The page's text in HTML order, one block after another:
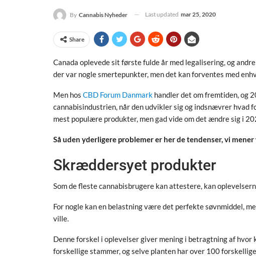
By Cannabis Nyheder Last updated mar 25, 2020
Share
Canada oplevede sit første fulde år med legalisering, og
der var nogle smertepunkter, men det kan forventes med
Men hos CBD Forum Danmark handler det om fremtiden, og
cannabisindustrien, når den udvikler sig og indsnævrer hvad
mest populære produkter, men gad vide om det ændre sig i
Så uden yderligere problemer er her de tendenser, vi
Skræddersyet produkter
Som de fleste cannabisbrugere kan attestere, kan
For nogle kan en belastning være det perfekte søvnmiddel,
ville.
Denne forskel i oplevelser giver mening i betragtning af hvor
forskellige stammer, og selve planten har over 100